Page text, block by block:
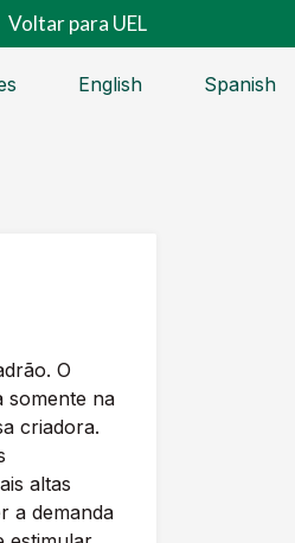
Voltar para UEL
English Spanish
O
somente na
criadora.
altas
a demanda